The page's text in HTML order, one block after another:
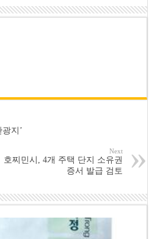
지’
Next
호찌민시, 4개 주택 단지 소유권
증서 발급 검토